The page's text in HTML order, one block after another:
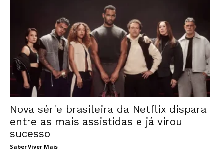
Nova série brasileira da Netflix dispara
entre as mais assistidas e já virou
sucesso
Saber Viver Mais